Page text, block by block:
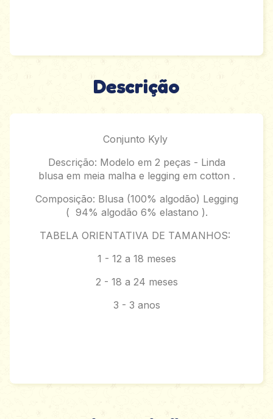
Descrição
Conjunto Kyly
Descrição: Modelo em 2 peças - Linda
blusa em meia malha e legging em cotton .
Composição: Blusa (100% algodão) Legging
( 94% algodão 6% elastano ).
TABELA ORIENTATIVA DE TAMANHOS:
1 - 12 a 18 meses
2 - 18 a 24 meses
3 - 3 anos